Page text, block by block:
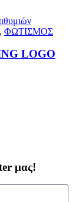
, ΦΩΤΙΣΜΟΣ
LOGO
μας!